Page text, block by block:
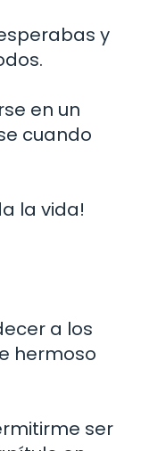
y
en un
cuando
la vida!
a los
hermoso
ser